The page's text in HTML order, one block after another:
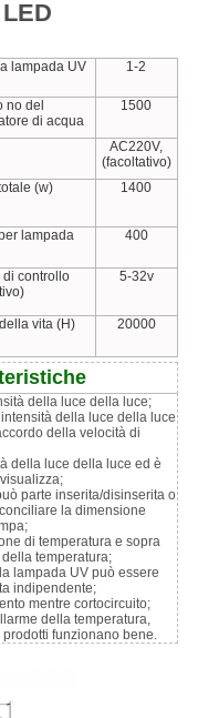
lampada UV
1-2
no del
di acqua
1500
AC220V,
(facoltativo)
(w) 1400
lampada
400
di controllo
5-32v
vita (H) 20000
della luce della luce;
intensità della luce della luce
della velocità di
della luce della luce ed è
parte inserita/disinserita o
la dimensione
di temperatura e sopra
temperatura;
lampada UV può essere
indipendente;
mentre cortocircuito;
della temperatura,
prodotti funzionano bene.